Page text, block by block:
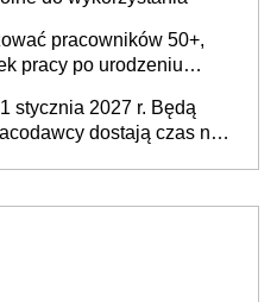
pracowników 50+,
pracy po urodzeniu
Fundusz na rzecz
stycznia 2027 r. Będą
dostają czas na